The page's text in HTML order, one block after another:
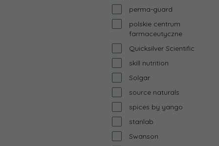
perma-guard
polskie centrum
farmaceutyczne
Quicksilver Scientific
skill nutrition
Solgar
source naturals
spices by yango
stanlab
Swanson